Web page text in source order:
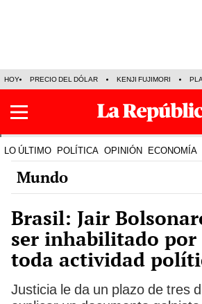
HOY PRECIO DEL DÓLAR KENJI FUJIMORI
LO ÚLTIMO POLÍTICA OPINIÓN ECONOMÍA
Mundo
Brasil: Jair
ser inhabilitado por
toda actividad
Justicia le da un plazo de tres